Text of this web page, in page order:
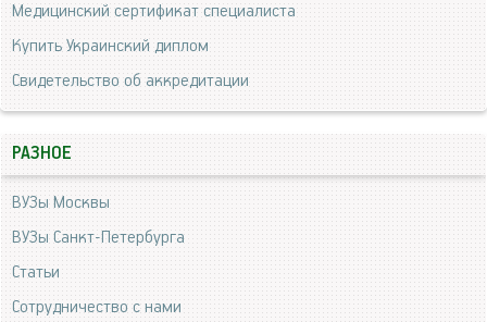
Медицинский сертификат специалиста
Купить Украинский диплом
Свидетельство об аккредитации
РАЗНОЕ
ВУЗы Москвы
ВУЗы Санкт-Петербурга
Статьи
Сотрудничество с нами